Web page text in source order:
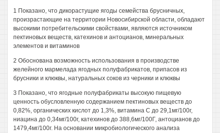
1 Показано, что дикорастущие ягоды семейства брусничных,
произрастающие на территории Новосибирской области, обладают
высокими потребительскими свойствами, являются источником
пектиновых веществ, катехинов и антоцианов, минеральных
элементов и витаминов
2 Обоснована возможность использования в производстве
желейного мармелада ягодных полуфабрикатов, припасов из
брусники и клюквы, натуральных соков из черники и клюквы
3 Показано, что ягодные полуфабрикаты высокую пищевую
ценность обусловленную содержанием пектиновых веществ до
0,82%, органических кислот до 1,3%, витамина С до 29,1мг/100г,
ниацина до 0,34мг/100г, катехинов до 388,6мг/100Г, антоцианов до
1479,4мг/100г. На основании микробиологического анализа